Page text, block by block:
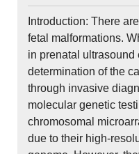
Introduction: There
fetal malformations.
in prenatal
determination of the
through invasive
molecular genetic
chromosomal
due to their high-